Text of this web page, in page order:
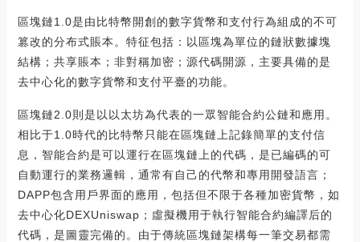
區塊鏈1.0是由比特幣開創的數字貨幣和支付行為組成的不可
篡改的分布式賬本。特征包括：以區塊為單位的鏈狀數據塊
結構；共享賬本；非對稱加密；源代碼開源，主要具備的是
去中心化的數字貨幣和支付平臺的功能。
區塊鏈2.0則是以以太坊為代表的一眾智能合約公鏈和應用。
相比于1.0時代的比特幣只能在區塊鏈上記錄簡單的支付信
息，智能合約是可以運行在區塊鏈上的代碼，是已編碼的可
自動運行的業務邏輯，通常有自己的代幣和專用開發語言；
DAPP包含用戶界面的應用，包括但不限于各種加密貨幣，如
去中心化DEXUniswap；虛擬機用于執行智能合約編譯后的
代碼，是圖靈完備的。由于傳統區塊鏈架構每一筆交易都需